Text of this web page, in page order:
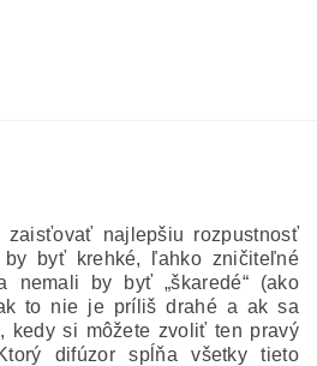
najlepšiu rozpustnosť
byť krehké, ľahko zničiteľné
nemali by byť „škaredé“ (ako
to nie je príliš drahé a ak sa
kedy si môžete zvoliť ten pravý
difúzor spĺňa všetky tieto